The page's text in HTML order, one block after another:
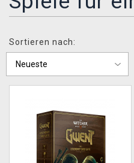
XZONE CLUB
Sortieren nach: